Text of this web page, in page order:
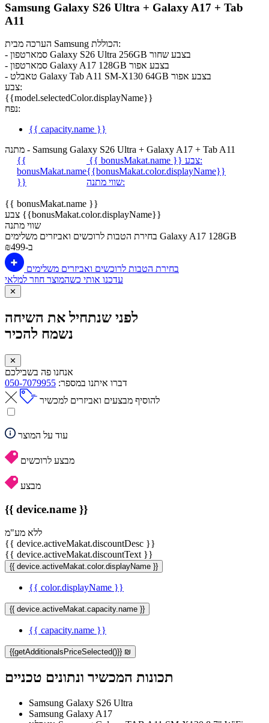
Samsung Galaxy S26 Ultra + Galaxy A17 + Tab
A11
הערכה מבית Samsung הכוללת:
- סמארטפון Galaxy S26 Ultra 256GB בצבע שחור
- סמארטפון Galaxy A17 128GB בצבע אפור
- טאבלט Galaxy Tab A11 SM-X130 64GB בצבע אפור
צבע:
{{model.selectedColor.displayName}}
נפח:
{{ capacity.name }}
מתנה - Samsung Galaxy S26 Ultra + Galaxy A17 + Tab A11
{{
bonusMakat.name
}}
{{ bonusMakat.name }}
צבע:
{{bonusMakat.color.displayName}}
שווי מתנה:
{{ bonusMakat.name }}
צבע {{bonusMakat.color.displayName}}
שווי מתנה
Galaxy A17 128GB
ב-₪499
בחירת הטבות לרוכשים ואביזרים משלימים
עדכנו אותי כשהמוצר חוזר למלאי
✕
לפני שנתחיל את השיחה
נשמח להכיר
✕
אנחנו פה בשבילכם
דברו איתנו במספר: 050-7079955
להוסיף מבצעים ואביזרים למכשיר
עוד על המוצר
מבצע לרוכשים
מבצע
{{ device.name }}
ללא מע"מ
{{ device.activeMakat.discountDesc }}
{{ device.activeMakat.discountText }}
{{ device.activeMakat.color.displayName }}
{{ color.displayName }}
{{ device.activeMakat.capacity.name }}
{{ capacity.name }}
{{getAdditionalsPriceSelected()}} ₪
תכונות המכשיר ונתונים טכניים
Samsung Galaxy S26 Ultra
Samsung Galaxy A17